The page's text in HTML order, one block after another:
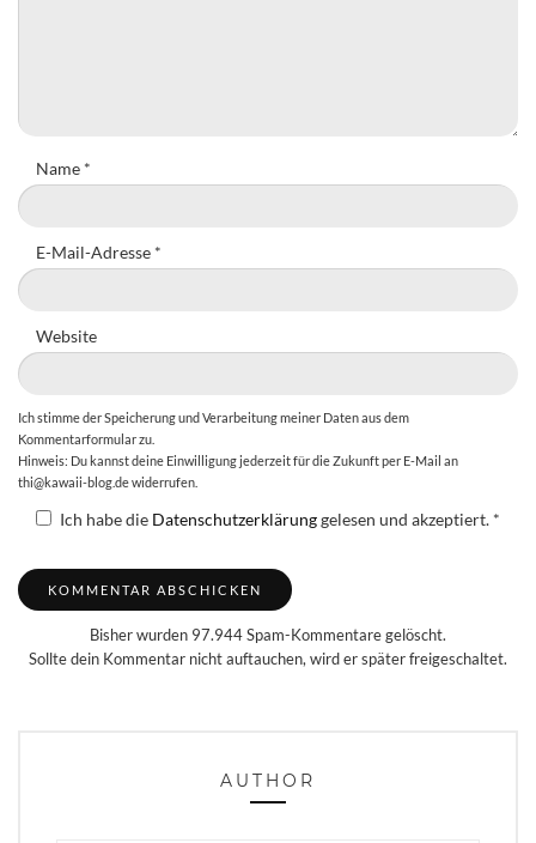
Name *
E-Mail-Adresse *
Website
Ich stimme der Speicherung und Verarbeitung meiner Daten aus dem
Kommentarformular zu.
Hinweis: Du kannst deine Einwilligung jederzeit für die Zukunft per E-Mail an
thi@kawaii-blog.de widerrufen.
Ich habe die Datenschutzerklärunggelesen und akzeptiert. *
Bisher wurden 97.944 Spam-Kommentare gelöscht.
Sollte dein Kommentar nicht auftauchen, wird er später freigeschaltet.
AUTHOR